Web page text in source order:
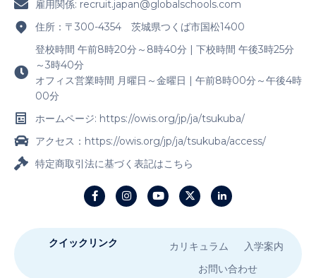
雇用関係: recruit.japan@globalschools.com
住所：〒300-4354 茨城県つくば市国松1400
登校時間 午前8時20分～8時40分 | 下校時間 午後3時25分
～3時40分
オフィス営業時間 月曜日～金曜日 | 午前8時00分～午後4時
00分
ホームページ: https://owis.org/jp/ja/tsukuba/
アクセス：https://owis.org/jp/ja/tsukuba/access/
特定商取引法に基づく表記はこちら
クイックリンク カリキュラム
入学案内
お問い合わせ